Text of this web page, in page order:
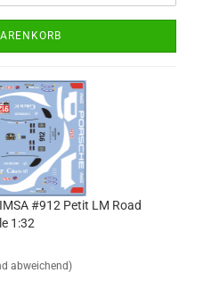
#912 Petit LM Road
1:32
abweichend)